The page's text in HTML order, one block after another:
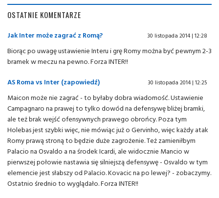
OSTATNIE KOMENTARZE
Jak Inter może zagrać z Romą? 30 listopada 2014 | 12:28
Biorąc po uwagę ustawienie Interu i grę Romy można być pewnym 2-3
bramek w meczu na pewno. Forza INTER!!
AS Roma vs Inter (zapowiedź)
30 listopada 2014 | 12:25
Maicon może nie zagrać - to byłaby dobra wiadomość. Ustawienie
Campagnaro na prawej to tylko dowód na defensywę bliżej bramki,
ale też brak wejść ofensywnych prawego obrońcy. Poza tym
Holebas jest szybki więc, nie mówiąc już o Gervinho, więc każdy atak
Romy prawą stroną to będzie duże zagrożenie. Też zamieniłbym
Palacio na Osvaldo a na środek Icardi, ale widocznie Mancio w
pierwszej połowie nastawia się silniejszą defensywę - Osvaldo w tym
elemencie jest słabszy od Palacio. Kovacic na po lewej? - zobaczymy.
Ostatnio średnio to wyglądało. Forza INTER!!